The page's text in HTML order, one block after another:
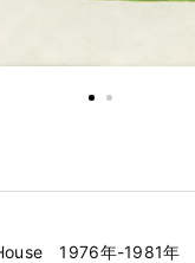
1976年-1981